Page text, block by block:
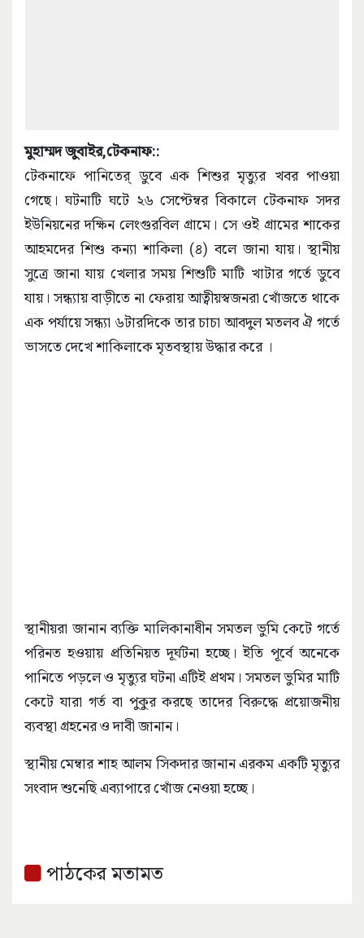
মুহাম্মদ জুবাইর,টেকনাফ::
টেকনাফে পানিতের্ ডুবে এক শিশুর মৃত্যুর খবর পাওয়া
গেছে। ঘটনাটি ঘটে ২৬ সেপ্টেম্বর বিকালে টেকনাফ সদর
ইউনিয়নের দক্ষিন লেংগুরবিল গ্রামে। সে ওই গ্রামের শাকের
আহমদের শিশু কন্যা শাকিলা (৪) বলে জানা যায়। স্থানীয়
সুত্রে জানা যায় খেলার সময় শিশুটি মাটি খাটার গর্তে ডুবে
যায়। সন্ধ্যায় বাড়ীতে না ফেরায় আত্বীয়স্বজনরা খোঁজতে থাকে
এক পর্যায়ে সন্ধ্যা ৬টারদিকে তার চাচা আবদুল মতলব ঐ গর্তে
ভাসতে দেখে শাকিলাকে মৃতবস্থায় উদ্ধার করে ।
স্থানীয়রা জানান ব্যক্তি মালিকানাধীন সমতল ভুমি কেটে গর্তে
পরিনত হওয়ায় প্রতিনিয়ত দূর্ঘটনা হচ্ছে। ইতি পূর্বে অনেকে
পানিতে পড়লে ও মৃত্যুর ঘটনা এটিই প্রথম। সমতল ভুমির মাটি
কেটে যারা গর্ত বা পুকুর করছে তাদের বিরুদ্ধে প্রয়োজনীয়
ব্যবস্থা গ্রহনের ও দাবী জানান।
স্থানীয় মেম্বার শাহ আলম সিকদার জানান এরকম একটি মৃত্যুর
সংবাদ শুনেছি এব্যাপারে খোঁজ নেওয়া হচ্ছে।
পাঠকের মতামত